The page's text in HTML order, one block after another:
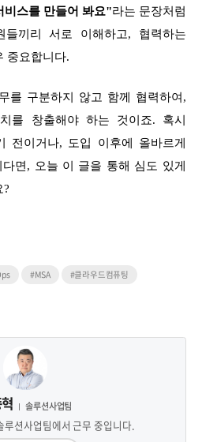
비스를 만들어 봐요"라는 문장처럼
끼리 서로 이해하고, 협력하는
중요합니다.
를 구분하지 않고 함께 협력하여,
를 창출해야 하는 것이죠. 혹시
전이거나, 도입 이후에 올바르게
면, 오늘 이 글을 통해 심도 있게
?
#MSA #클라우드컴퓨팅
솔루션사업팀
루션사업팀에서 근무 중입니다.